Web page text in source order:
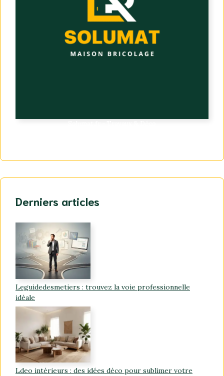
Derniers articles
Leguidedesmetiers : trouvez la voie professionnelle
idéale
Ldeo intérieurs : des idées déco pour sublimer votre